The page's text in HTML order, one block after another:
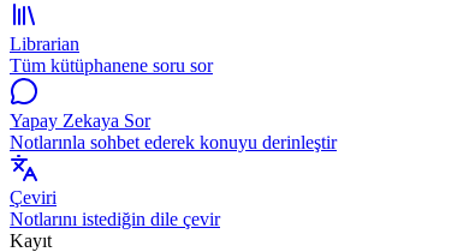
Librarian
Tüm kütüphanene soru sor
Yapay Zekaya Sor
Notlarınla sohbet ederek konuyu derinleştir
Çeviri
Notlarını istediğin dile çevir
Kayıt